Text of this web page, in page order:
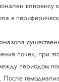
клиренсу
в
почек, при
периодом